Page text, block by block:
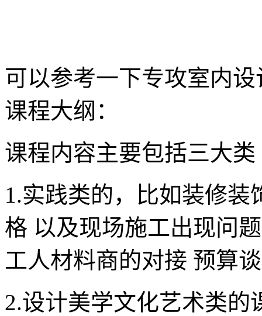
可以参考一下专攻室内
课程大纲：
课程内容主要包括三大类
1.实践类的，比如装修
格 以及现场施工出现问
工人材料商的对接 预算
2.设计美学文化艺术类的